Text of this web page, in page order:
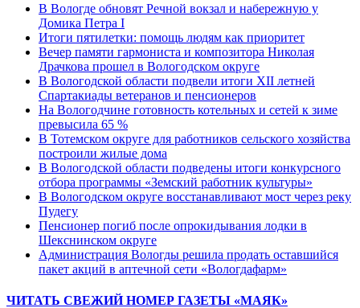
В Вологде обновят Речной вокзал и набережную у
Домика Петра I
Итоги пятилетки: помощь людям как приоритет
Вечер памяти гармониста и композитора Николая
Драчкова прошел в Вологодском округе
В Вологодской области подвели итоги XII летней
Спартакиады ветеранов и пенсионеров
На Вологодчине готовность котельных и сетей к зиме
превысила 65 %
В Тотемском округе для работников сельского хозяйства
построили жилые дома
В Вологодской области подведены итоги конкурсного
отбора программы «Земский работник культуры»
В Вологодском округе восстанавливают мост через реку
Пудегу
Пенсионер погиб после опрокидывания лодки в
Шекснинском округе
Администрация Вологды решила продать оставшийся
пакет акций в аптечной сети «Вологдафарм»
ЧИТАТЬ СВЕЖИЙ НОМЕР ГАЗЕТЫ «МАЯК»